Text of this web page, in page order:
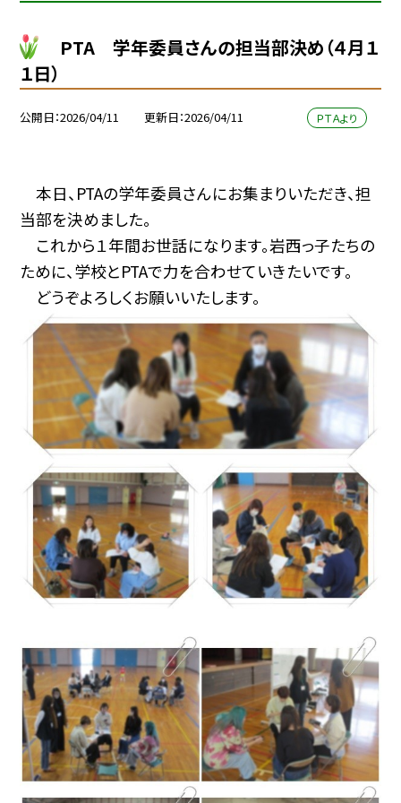
PTA 学年委員さんの担当部決め（４月１
１日）
公開日 2026/04/11 更新日 2026/04/11 ＰＴＡより
本日、PTAの学年委員さんにお集まりいただき、担
当部を決めました。
これから１年間お世話になります。岩西っ子たちの
ために、学校とPTAで力を合わせていきたいです。
どうぞよろしくお願いいたします。